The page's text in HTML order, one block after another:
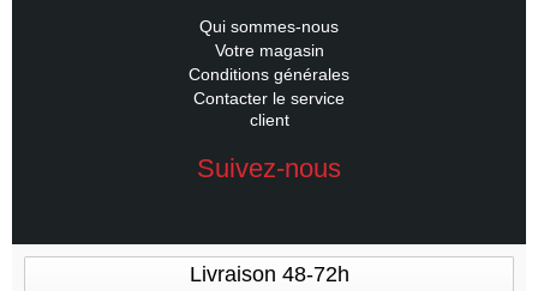
Qui sommes-nous
Votre magasin
Conditions générales
Contacter le service
client
Suivez-nous
Livraison 48-72h